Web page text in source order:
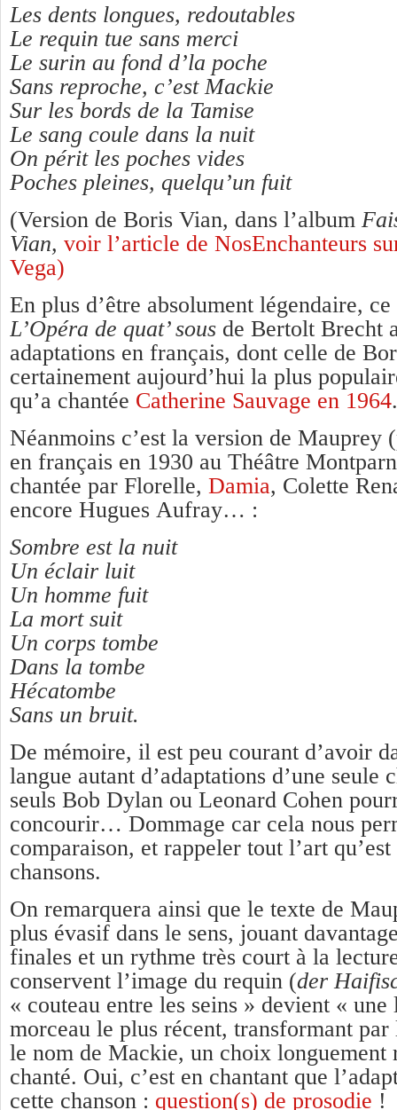
Les dents longues, redoutables
Le requin tue sans merci
Le surin au fond d’la poche
Sans reproche, c’est Mackie
Sur les bords de la Tamise
Le sang coule dans la nuit
On périt les poches vides
Poches pleines, quelqu’un fuit
(Version de Boris Vian, dans l’album
Vian, voir l’article de NosEnchanteurs
Vega)
En plus d’être absolument légendaire,
L’Opéra de quat’ sous de Bertolt Brecht
adaptations en français, dont celle de
certainement aujourd’hui la plus
qu’a chantée Catherine Sauvage en 1964.
Néanmoins c’est la version de Mauprey
en français en 1930 au Théâtre
chantée par Florelle, Damia, Colette
encore Hugues Aufray… :
Sombre est la nuit
Un éclair luit
Un homme fuit
La mort suit
Un corps tombe
Dans la tombe
Hécatombe
Sans un bruit.
De mémoire, il est peu courant d’avoir
langue autant d’adaptations d’une seule
seuls Bob Dylan ou Leonard Cohen
concourir… Dommage car cela nous
comparaison, et rappeler tout l’art
chansons.
On remarquera ainsi que le texte de
plus évasif dans le sens, jouant
finales et un rythme très court à la
conservent l’image du requin (der
« couteau entre les seins » devient « une
morceau le plus récent, transformant par
le nom de Mackie, un choix
chanté. Oui, c’est en chantant que
cette chanson : question(s) de prosodie !